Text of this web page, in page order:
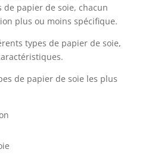
papier de soie, chacun
plus ou moins spécifique.
types de papier de soie,
de papier de soie les plus